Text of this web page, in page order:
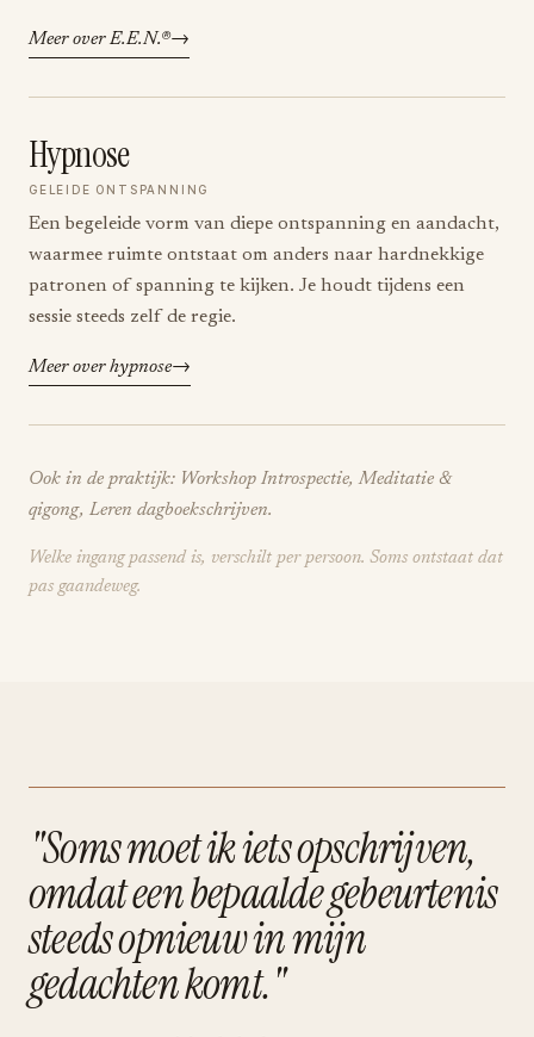
Meer over E.E.N.®
Hypnose
GELEIDE ONTSPANNING
Een begeleide vorm van diepe ontspanning en aandacht,
waarmee ruimte ontstaat om anders naar hardnekkige
patronen of spanning te kijken. Je houdt tijdens een
sessie steeds zelf de regie.
Meer over hypnose
Ook in de praktijk: Workshop Introspectie, Meditatie &
qigong, Leren dagboekschrijven.
Welke ingang passend is, verschilt per persoon. Soms ontstaat dat
pas gaandeweg.
"Soms moet ik iets opschrijven,
omdat een bepaalde gebeurtenis
steeds opnieuw in mijn
gedachten komt."